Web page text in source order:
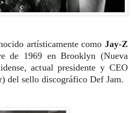
artísticamente como Jay-Z
de 1969 en Brooklyn (Nueva
actual presidente y CEO
del sello discográfico Def Jam.